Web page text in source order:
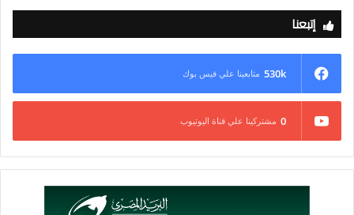
إتبعنا
530k متابعينا علي فيس بوك
0 مشتركينا علي قناة اليوتيوب